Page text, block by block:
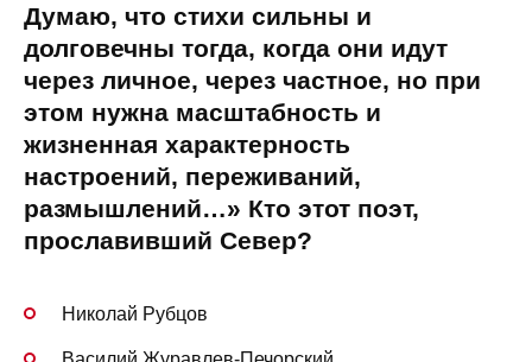
Думаю, что стихи сильны и
долговечны тогда, когда они идут
через личное, через частное, но при
этом нужна масштабность и
жизненная характерность
настроений, переживаний,
размышлений…» Кто этот поэт,
прославивший Север?
Николай Рубцов